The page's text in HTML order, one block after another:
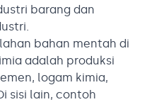
barang dan
bahan mentah di
adalah produksi
logam kimia,
sisi lain, contoh